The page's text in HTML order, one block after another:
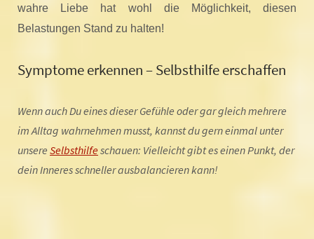
wahre Liebe hat wohl die Möglichkeit, diesen
Belastungen Stand zu halten!
Symptome erkennen – Selbsthilfe erschaffen
Wenn auch Du eines dieser Gefühle oder gar gleich mehrere
im Alltag wahrnehmen musst, kannst du gern einmal unter
unsere Selbsthilfeschauen: Vielleicht gibt es einen Punkt, der
dein Inneres schneller ausbalancieren kann!